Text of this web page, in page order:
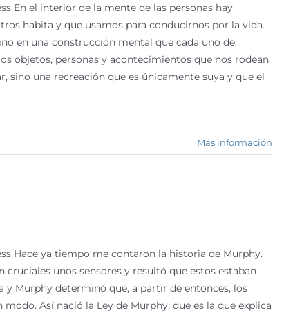
En el interior de la mente de las personas hay
habita y que usamos para conducirnos por la vida.
en una construcción mental que cada uno de
objetos, personas y acontecimientos que nos rodean.
sino una recreación que es únicamente suya y que el
Más información
Hace ya tiempo me contaron la historia de Murphy.
unos sensores y resultó que estos estaban
Murphy determinó que, a partir de entonces, los
Así nació la Ley de Murphy, que es la que explica